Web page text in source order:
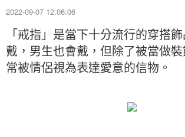
2022-09-07 12:06:06
「戒指」是當下十分流行的穿搭
戴，男生也會戴，但除了被當做
常被情侶視為表達愛意的信物。